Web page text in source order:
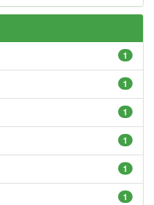
1
1
1
1
1
1